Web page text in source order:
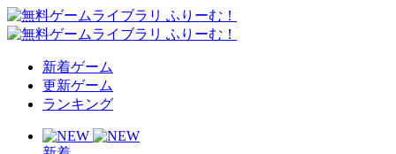
新着ゲーム
更新ゲーム
ランキング